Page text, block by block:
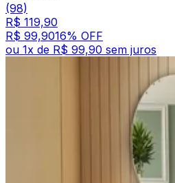
(98)
R$ 119,90
R$ 99,9016% OFF
ou 1x de R$ 99,90 sem juros